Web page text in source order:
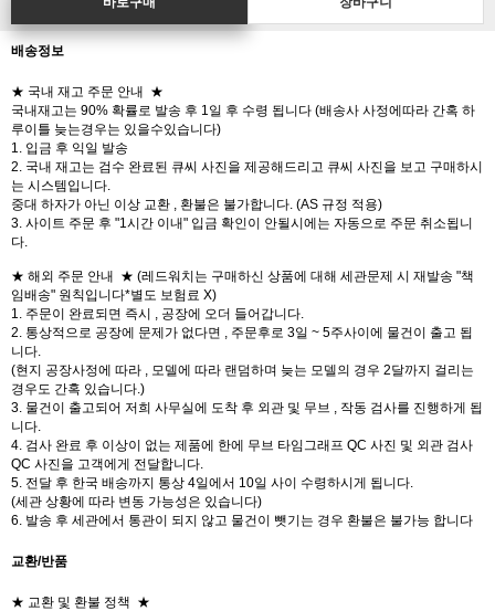
배송정보
★ 국내 재고 주문 안내 ★
국내재고는 90% 확률로 발송 후 1일 후 수령 됩니다 (배송사 사정에따라 간혹 하
루이틀 늦는경우는 있을수있습니다)
1. 입금 후 익일 발송
2. 국내 재고는 검수 완료된 큐씨 사진을 제공해드리고 큐씨 사진을 보고 구매하시
는 시스템입니다.
중대 하자가 아닌 이상 교환 , 환불은 불가합니다. (AS 규정 적용)
3. 사이트 주문 후 "1시간 이내" 입금 확인이 안될시에는 자동으로 주문 취소됩니
다.
★ 해외 주문 안내 ★ (레드워치는 구매하신 상품에 대해 세관문제 시 재발송 "책
임배송" 원칙입니다*별도 보험료 X)
1. 주문이 완료되면 즉시 , 공장에 오더 들어갑니다.
2. 통상적으로 공장에 문제가 없다면 , 주문후로 3일 ~ 5주사이에 물건이 출고 됩
니다.
(현지 공장사정에 따라 , 모델에 따라 랜덤하며 늦는 모델의 경우 2달까지 걸리는
경우도 간혹 있습니다.)
3. 물건이 출고되어 저희 사무실에 도착 후 외관 및 무브 , 작동 검사를 진행하게 됩
니다.
4. 검사 완료 후 이상이 없는 제품에 한에 무브 타임그래프 QC 사진 및 외관 검사
QC 사진을 고객에게 전달합니다.
5. 전달 후 한국 배송까지 통상 4일에서 10일 사이 수령하시게 됩니다.
(세관 상황에 따라 변동 가능성은 있습니다)
6. 발송 후 세관에서 통관이 되지 않고 물건이 뺏기는 경우 환불은 불가능 합니다
교환/반품
★ 교환 및 환불 정책 ★